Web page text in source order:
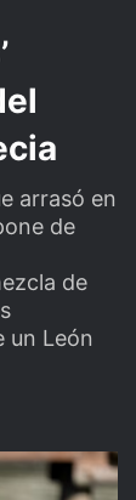
arrasó en
de
de
un León